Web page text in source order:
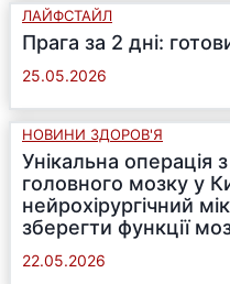
ЛАЙФСТАЙЛ
Прага за 2 дні:
25.05.2026
НОВИНИ ЗДОРОВ'Я
Унікальна операція
головного мозку у
нейрохірургічний
зберегти функції
22.05.2026